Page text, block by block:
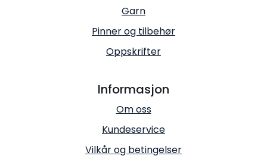
Garn
Pinner og tilbehør
Oppskrifter
Informasjon
Om oss
Kundeservice
Vilkår og betingelser